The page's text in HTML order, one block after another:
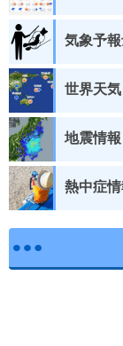
気象予
世界天気
地震情報
熱中症情